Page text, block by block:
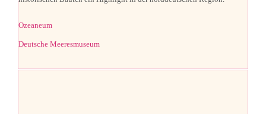
Ozeaneum
Deutsche Meeresmuseum